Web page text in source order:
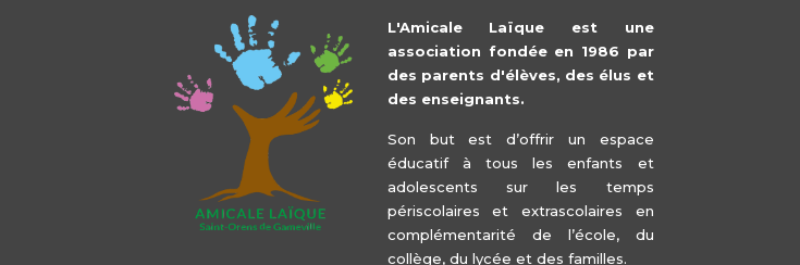
L'Amicale Laïque est une
association fondée en 1986 par
des parents d'élèves, des élus et
des enseignants.
Son but est d’offrir un espace
éducatif à tous les enfants et
adolescents sur les temps
périscolaires et extrascolaires en
complémentarité de l’école, du
collège, du lycée et des familles.